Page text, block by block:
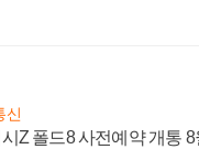
신
Z 폴드8 사전예약 개통